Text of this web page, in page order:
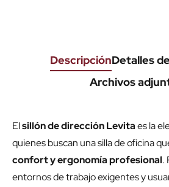
DescripciónDetalles
Archivos
Elsillón de dirección Levitaes la
quienes buscan una silla de oficina
confort y ergonomía profesional.
entornos de trabajo exigentes y